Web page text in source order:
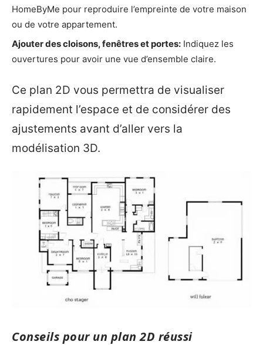
HomeByMe pour reproduire l’empreinte de votre maison
ou de votre appartement.
Ajouter des cloisons, fenêtres et portes: Indiquez les
ouvertures pour avoir une vue d’ensemble claire.
Ce plan 2D vous permettra de visualiser
rapidement l’espace et de considérer des
ajustements avant d’aller vers la
modélisation 3D.
Conseils pour un plan 2D réussi